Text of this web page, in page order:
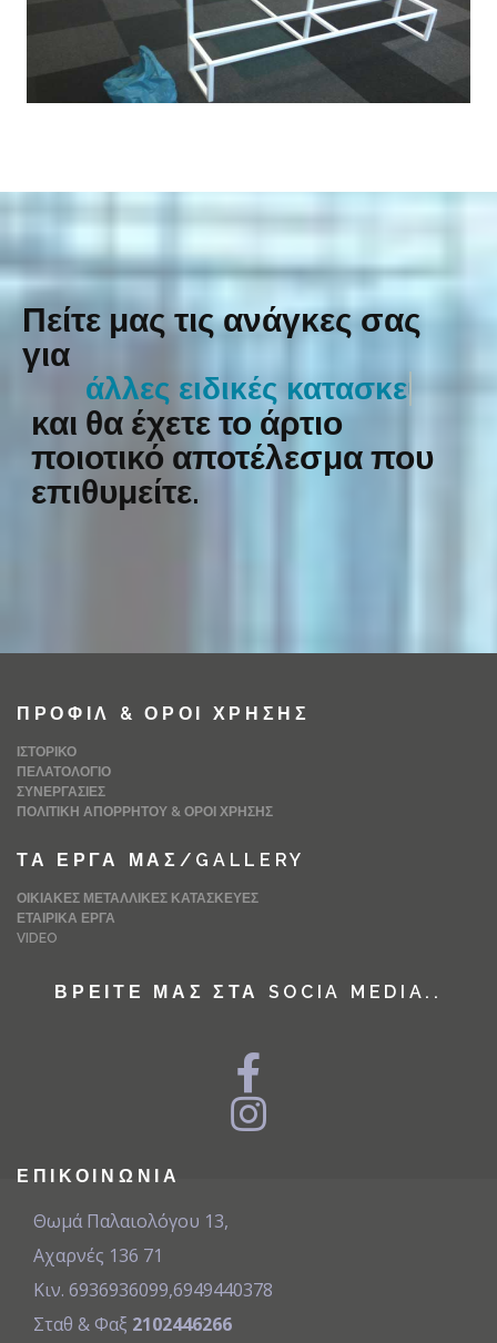
Πείτε μας τις ανάγκες σας
για
άλλες ειδικές κατασκευές
και θα έχετε το άρτιο
ποιοτικό αποτέλεσμα που
επιθυμείτε.
ΠΡΟΦΊΛ & ΌΡΟΙ ΧΡΉΣΗΣ
ΙΣΤΟΡΙΚΌ
ΠΕΛΑΤΟΛΌΓΙΟ
ΣΥΝΕΡΓΑΣΊΕΣ
ΠΟΛΙΤΙΚΉ ΑΠΟΡΡΉΤΟΥ & ΌΡΟΙ ΧΡΉΣΗΣ
ΤΑ ΈΡΓΑ ΜΑΣ/GALLERY
ΟΙΚΙΑΚΈΣ ΜΕΤΑΛΛΙΚΈΣ ΚΑΤΑΣΚΕΥΈΣ
ΕΤΑΙΡΙΚΆ ΈΡΓΑ
VIDEO
ΒΡΕΊΤΕ ΜΑΣ ΣΤΑ SOCIA MEDIA..
ΕΠΙΚΟΙΝΩΝΊΑ
Θωμά Παλαιολόγου 13,
Αχαρνές 136 71
Κιν. 6936936099,6949440378
Σταθ & Φαξ 2102446266